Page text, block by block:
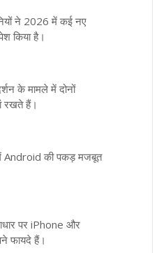
ने 2026 में कई नए
किया है।
के मामले में दोनों
रखते हैं।
Android की पकड़ मजबूत
पर iPhone और
फायदे हैं।